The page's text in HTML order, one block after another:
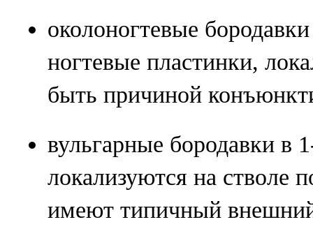
околоногтевые
ногтевые пластинки,
быть причиной
вульгарные бородавки в
локализуются на стволе
имеют типичный